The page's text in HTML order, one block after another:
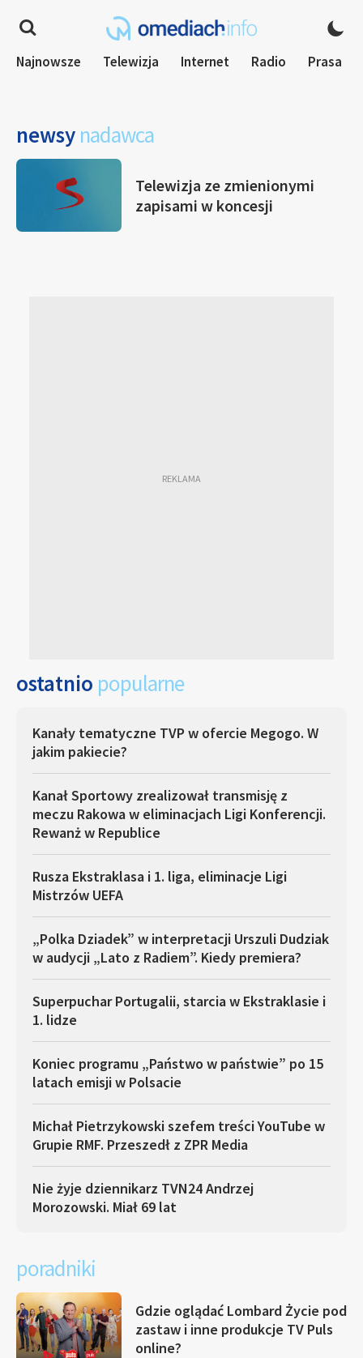
Najnowsze Telewizja Internet Radio Prasa
newsy nadawca
Telewizja ze zmienionymi
zapisami w koncesji
ostatnio popularne
Kanały tematyczne TVP w ofercie Megogo. W
jakim pakiecie?
Kanał Sportowy zrealizował transmisję z
meczu Rakowa w eliminacjach Ligi Konferencji.
Rewanż w Republice
Rusza Ekstraklasa i 1. liga, eliminacje Ligi
Mistrzów UEFA
„Polka Dziadek” w interpretacji Urszuli Dudziak
w audycji „Lato z Radiem”. Kiedy premiera?
Superpuchar Portugalii, starcia w Ekstraklasie i
1. lidze
Koniec programu „Państwo w państwie” po 15
latach emisji w Polsacie
Michał Pietrzykowski szefem treści YouTube w
Grupie RMF. Przeszedł z ZPR Media
Nie żyje dziennikarz TVN24 Andrzej
Morozowski. Miał 69 lat
poradniki
Gdzie oglądać Lombard Życie pod
zastaw i inne produkcje TV Puls
online?